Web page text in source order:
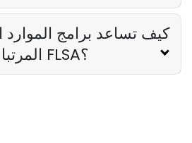
كيف تساعد برامج
المرتبات في الامتثال لـ FLSA؟